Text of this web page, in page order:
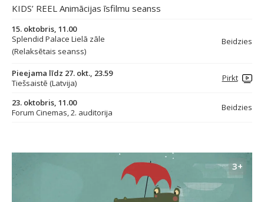
KIDS’ REEL Animācijas īsfilmu seanss
15. oktobris, 11.00
Splendid Palace Lielā zāle
(Relaksētais seanss)
Beidzies
Pieejama līdz 27. okt., 23.59
Tiešsaistē (Latvija)
Pirkt
23. oktobris, 11.00
Forum Cinemas, 2. auditorija
Beidzies
3+